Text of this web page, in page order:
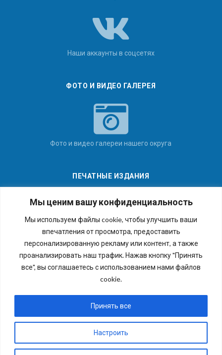
Мы ценим вашу конфиденциальность
Мы используем файлы cookie, чтобы улучшить ваши
впечатления от просмотра, предоставить
персонализированную рекламу или контент, а также
проанализировать наш трафик. Нажав кнопку "Принять
все", вы соглашаетесь с использованием нами файлов
cookie.
Настроить
Принять все
Наши аккаунты в соцсетях
ФОТО И ВИДЕО ГАЛЕРЕЯ
Фото и видео галереи нашего округа
ПЕЧАТНЫЕ ИЗДАНИЯ
Последние номера наших газет
Copyright © 2026 Внутригородское муниципальное
образование города федерального значения Санкт-
Петербурга муниципальный округ №54. Все права
защищены.